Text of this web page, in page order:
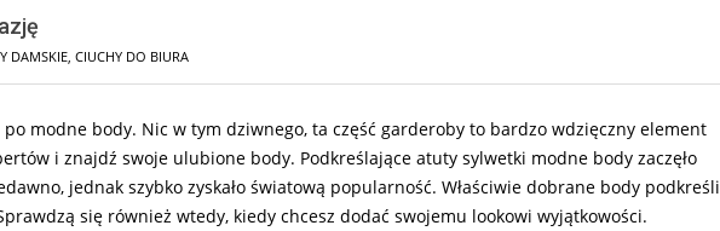
DAMSKIE, CIUCHY DO BIURA
modne body. Nic w tym dziwnego, ta część garderoby to bardzo wdzięczny element
i znajdź swoje ulubione body. Podkreślające atuty sylwetki modne body zaczęło
jednak szybko zyskało światową popularność. Właściwie dobrane body podkreśli
się również wtedy, kiedy chcesz dodać swojemu lookowi wyjątkowości.